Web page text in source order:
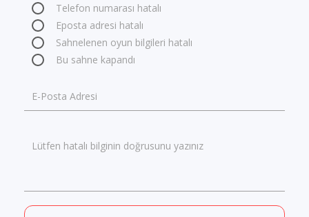
Telefon numarası hatalı
Eposta adresi hatalı
Sahnelenen oyun bilgileri hatalı
Bu sahne kapandı
E-Posta Adresi
Lütfen hatalı bilginin doğrusunu yazınız